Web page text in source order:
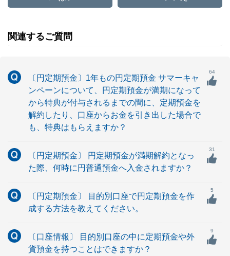
関連するご質問
〔円定期預金〕1年もの円定期預金 サマーキャ
ンペーンについて、円定期預金が満期になって
から特典が付与されるまでの間に、定期預金を
解約したり、口座からお金を引き出した場合で
も、特典はもらえますか？
64
〔円定期預金〕 円定期預金が満期解約となっ
た際、何時に円普通預金へ入金されますか？
31
〔円定期預金〕 目的別口座で円定期預金を作
成する方法を教えてください。
5
〔口座情報〕 目的別口座の中に定期預金や外
貨預金を持つことはできますか？
9